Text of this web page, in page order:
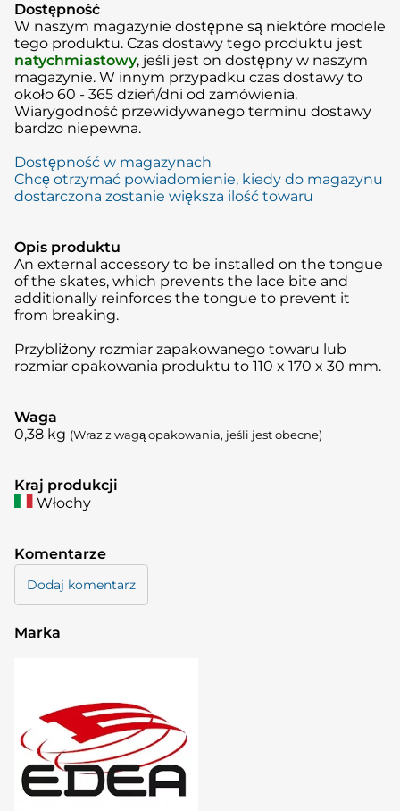
Dostępność
W naszym magazynie dostępne są niektóre modele
tego produktu. Czas dostawy tego produktu jest
natychmiastowy, jeśli jest on dostępny w naszym
magazynie. W innym przypadku czas dostawy to
około 60 - 365 dzień/dni od zamówienia.
Wiarygodność przewidywanego terminu dostawy
bardzo niepewna.
Dostępność w magazynach
Chcę otrzymać powiadomienie, kiedy do magazynu
dostarczona zostanie większa ilość towaru
Opis produktu
An external accessory to be installed on the tongue
of the skates, which prevents the lace bite and
additionally reinforces the tongue to prevent it
from breaking.
Przybliżony rozmiar zapakowanego towaru lub
rozmiar opakowania produktu to 110 x 170 x 30 mm.
Waga
0,38 kg (Wraz z wagą opakowania, jeśli jest obecne)
Kraj produkcji
Włochy
Komentarze
Dodaj komentarz
Marka